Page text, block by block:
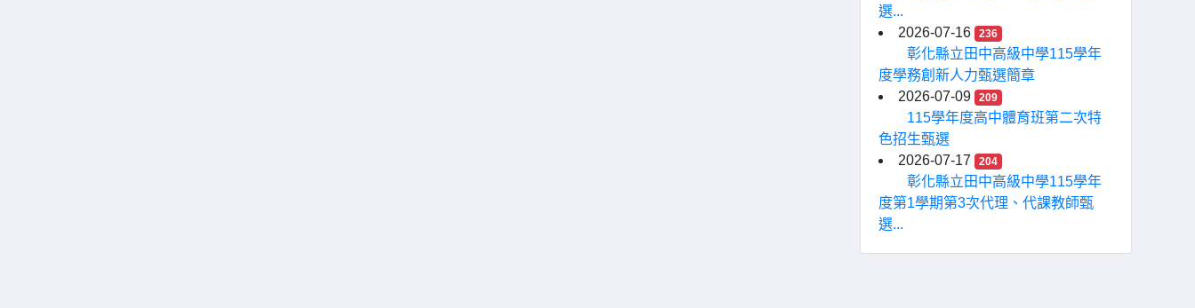
選...
2026-07-16
236
彰化縣立田中高級中學115學年
度學務創新人力甄選簡章
2026-07-09
209
115學年度高中體育班第二次特
色招生甄選
2026-07-17
204
彰化縣立田中高級中學115學年
度第1學期第3次代理、代課教師甄
選...